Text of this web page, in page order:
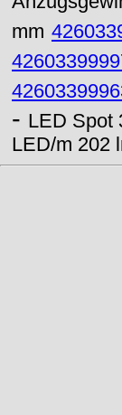
mm
- LED Spot
LED/m 202